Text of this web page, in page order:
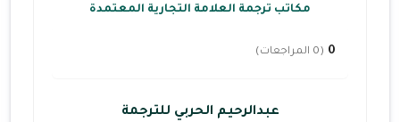
مكاتب ترجمة العلامة التجارية المعتمدة
0 (0 المراجعات)
عبدالرحيم الحربي للترجمة